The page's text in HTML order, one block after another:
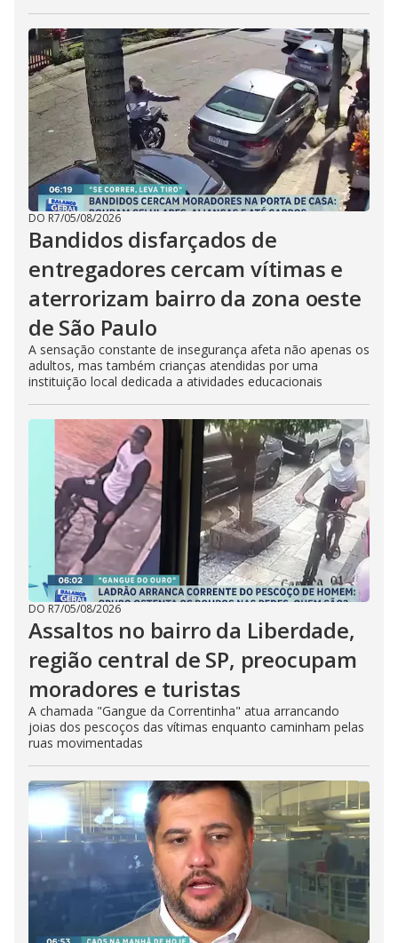
DO R7/05/08/2026
Bandidos disfarçados de
entregadores cercam vítimas e
aterrorizam bairro da zona oeste
de São Paulo
A sensação constante de insegurança afeta não apenas os
adultos, mas também crianças atendidas por uma
instituição local dedicada a atividades educacionais
DO R7/05/08/2026
Assaltos no bairro da Liberdade,
região central de SP, preocupam
moradores e turistas
A chamada "Gangue da Correntinha" atua arrancando
joias dos pescoços das vítimas enquanto caminham pelas
ruas movimentadas